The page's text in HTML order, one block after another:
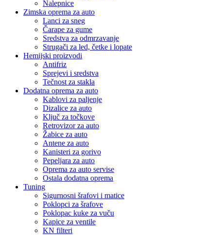
Nalepnice
Zimska oprema za auto
Lanci za sneg
Čarape za gume
Sredstva za odmrzavanje
Strugači za led, četke i lopate
Hemijski proizvodi
Antifriz
Sprejevi i sredstva
Tečnost za stakla
Dodatna oprema za auto
Kablovi za paljenje
Dizalice za auto
Ključ za točkove
Retrovizor za auto
Žabice za auto
Antene za auto
Kanisteri za gorivo
Pepeljara za auto
Oprema za auto servise
Ostala dodatna oprema
Tuning
Sigurnosni šrafovi i matice
Poklopci za šrafove
Poklopac kuke za vuču
Kapice za ventile
KN filteri